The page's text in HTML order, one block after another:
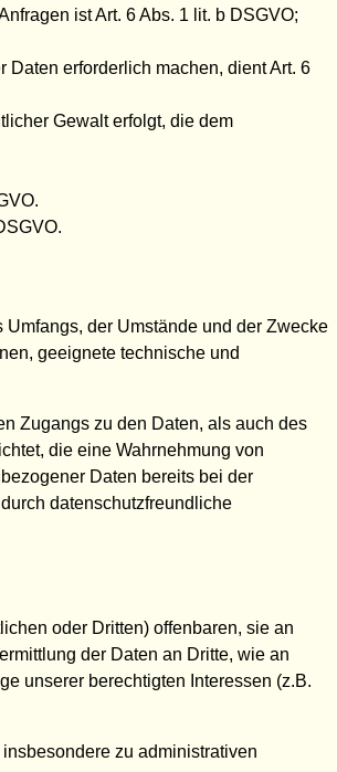
ist Art. 6 Abs. 1 lit. b DSGVO;
erforderlich machen, dient Art. 6
Gewalt erfolgt, die dem
der Umstände und der Zwecke
geeignete technische und
Zugangs zu den Daten, als auch des
die eine Wahrnehmung von
Daten bereits bei der
datenschutzfreundliche
oder Dritten) offenbaren, sie an
der Daten an Dritte, wie an
unserer berechtigten Interessen (z.B.
zu administrativen